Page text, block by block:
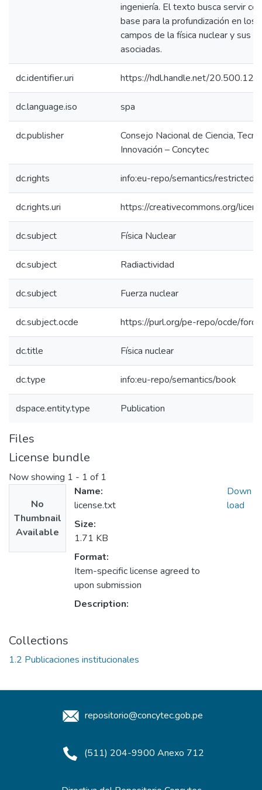
ingeniería. El texto busca servir
base para la profundización en los
campos de la física nuclear y sus
asociadas.
dc.identifier.uri https://hdl.handle.net/
dc.language.iso spa
dc.publisher
Consejo Nacional de Ciencia,
Innovación – Concytec
dc.rights info:eu-repo/semantics/
dc.rights.uri https://creativecommons.org/
dc.subject Física Nuclear
dc.subject Radiactividad
dc.subject Fuerza nuclear
dc.subject.ocde https://purl.org/pe-repo/ocde/
dc.title Física nuclear
dc.type info:eu-repo/semantics/book
dspace.entity.type Publication
Files
License bundle
Now showing 1 - 1 of 1
No
Thumbnail
Available
Name:
license.txt
Size:
1.71 KB
Format:
Item-specific license agreed to
upon submission
Description:
Down
load
Collections
1.2 Publicaciones institucionales
repositorio@concytec.gob.pe
(511) 204-9900 Anexo 712